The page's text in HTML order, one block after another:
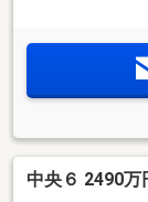
中央６ 2490万